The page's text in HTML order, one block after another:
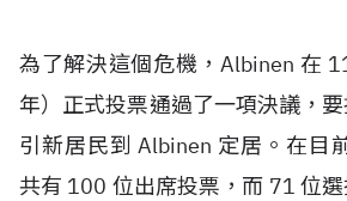
為了解決這個危機，Albinen 在
年）正式投票通過了一項決議，
引新居民到 Albinen 定居。在目
共有 100 位出席投票，而 71 位選